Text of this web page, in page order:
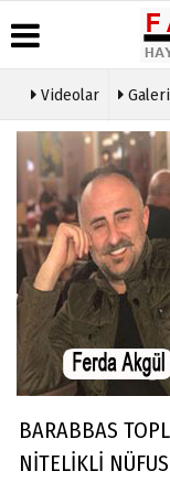
Haber
Arşivi
Günün
Haberleri
Videolar
BARABBAS
NİTELİKLİ